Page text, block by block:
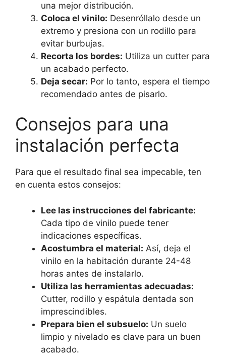
una mejor distribución.
Coloca el vinilo: Desenróllalo desde un
extremo y presiona con un rodillo para
evitar burbujas.
Recorta los bordes: Utiliza un cutter para
un acabado perfecto.
Deja secar: Por lo tanto, espera el tiempo
recomendado antes de pisarlo.
Consejos para una
instalación perfecta
Para que el resultado final sea impecable, ten
en cuenta estos consejos:
Lee las instrucciones del fabricante:
Cada tipo de vinilo puede tener
indicaciones específicas.
Acostumbra el material: Así, deja el
vinilo en la habitación durante 24-48
horas antes de instalarlo.
Utiliza las herramientas adecuadas:
Cutter, rodillo y espátula dentada son
imprescindibles.
Prepara bien el subsuelo: Un suelo
limpio y nivelado es clave para un buen
acabado.